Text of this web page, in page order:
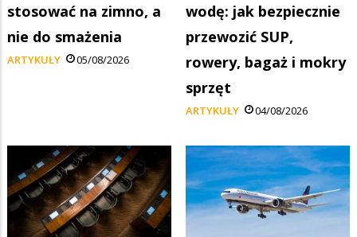
stosować na zimno, a
nie do smażenia
ARTYKUŁY 05/08/2026
wodę: jak bezpiecznie
przewozić SUP,
rowery, bagaż i mokry
sprzęt
ARTYKUŁY 04/08/2026